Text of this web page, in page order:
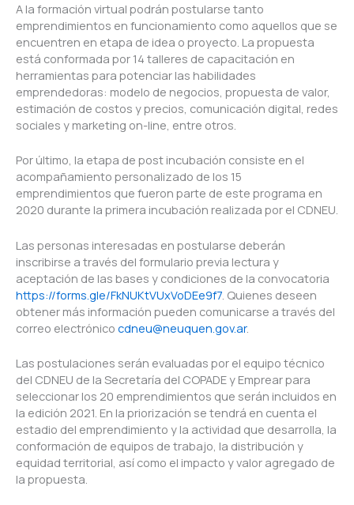
A la formación virtual podrán postularse tanto
emprendimientos en funcionamiento como aquellos que se
encuentren en etapa de idea o proyecto. La propuesta
está conformada por 14 talleres de capacitación en
herramientas para potenciar las habilidades
emprendedoras: modelo de negocios, propuesta de valor,
estimación de costos y precios, comunicación digital, redes
sociales y marketing on-line, entre otros.
Por último, la etapa de post incubación consiste en el
acompañamiento personalizado de los 15
emprendimientos que fueron parte de este programa en
2020 durante la primera incubación realizada por el CDNEU.
Las personas interesadas en postularse deberán
inscribirse a través del formulario previa lectura y
aceptación de las bases y condiciones de la convocatoria
https://forms.gle/FkNUKtVUxVoDEe9f7 . Quienes deseen
obtener más información pueden comunicarse a través del
correo electrónico cdneu@neuquen.gov.ar.
Las postulaciones serán evaluadas por el equipo técnico
del CDNEU de la Secretaría del COPADE y Emprear para
seleccionar los 20 emprendimientos que serán incluidos en
la edición 2021. En la priorización se tendrá en cuenta el
estadio del emprendimiento y la actividad que desarrolla, la
conformación de equipos de trabajo, la distribución y
equidad territorial, así como el impacto y valor agregado de
la propuesta.